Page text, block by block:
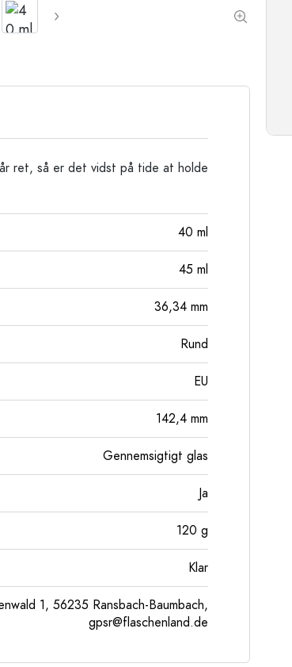
ret, så er det vidst på tide at holde
40 ml
45 ml
36,34 mm
Rund
EU
142,4 mm
Gennemsigtigt glas
Ja
120 g
Klar
1, 56235 Ransbach-Baumbach,
gpsr@flaschenland.de